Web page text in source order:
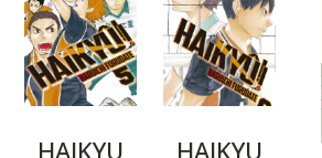
HAIKYU
HAIKYU